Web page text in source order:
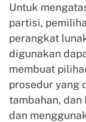
Untuk
partisi,
perangkat
digunakan
membuat
prosedur yang
tambahan, dan
dan